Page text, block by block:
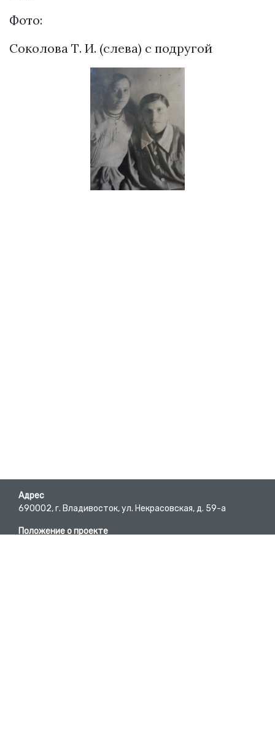
Фото:
Соколова Т. И. (слева) с подругой
Адрес
690002, г. Владивосток, ул. Некрасовская, д. 59-а
Положение о проекте